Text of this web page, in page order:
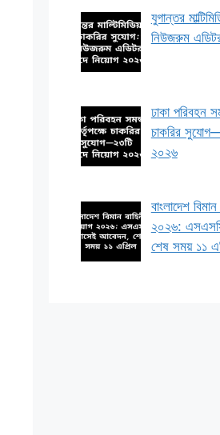
যুগান্তর
নিউজরুম
ঢাকা পরিবহন
চাকরির
২০২৬
বাংলাদেশ
২০২৬:
শেষ সময় ১১